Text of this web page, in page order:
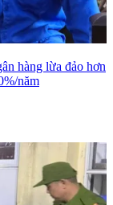
hàng lừa đảo hơn
năm